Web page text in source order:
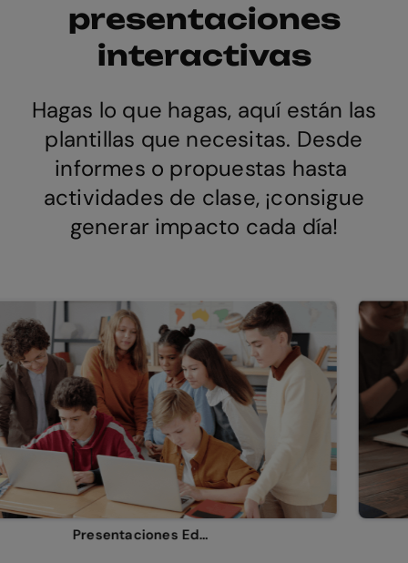
presentaciones
interactivas
Hagas lo que hagas, aquí están las
plantillas que necesitas. Desde
informes o propuestas hasta
actividades de clase, ¡consigue
generar impacto cada día!
Presentaciones Educativas